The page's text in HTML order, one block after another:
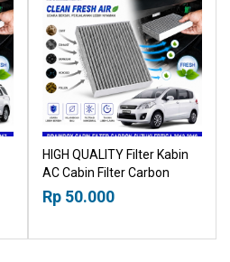
HIGH QUALITY Filter Kabin
AC Cabin Filter Carbon
Suzuki Ertiga 2012-2018
18015030
Rp 50.000